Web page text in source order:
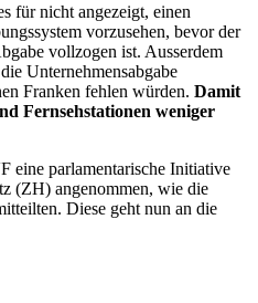
für nicht angezeigt, einen
vorzusehen, bevor der
vollzogen ist. Ausserdem
Unternehmensabgabe
Franken fehlen würden. Damit
Fernsehstationen weniger
eine parlamentarische Initiative
(ZH) angenommen, wie die
Diese geht nun an die